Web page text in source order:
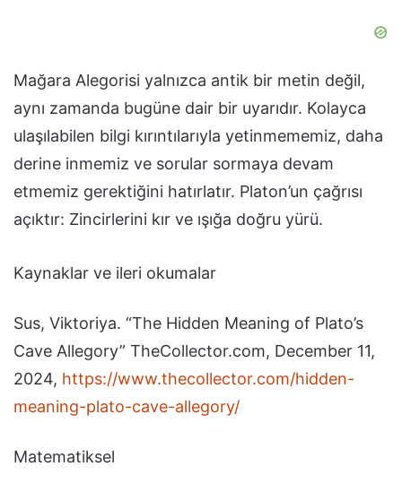
Mağara Alegorisi yalnızca antik bir metin değil,
aynı zamanda bugüne dair bir uyarıdır. Kolayca
ulaşılabilen bilgi kırıntılarıyla yetinmememiz, daha
derine inmemiz ve sorular sormaya devam
etmemiz gerektiğini hatırlatır. Platon’un çağrısı
açıktır: Zincirlerini kır ve ışığa doğru yürü.
Kaynaklar ve ileri okumalar
Sus, Viktoriya. “The Hidden Meaning of Plato’s
Cave Allegory” TheCollector.com, December 11,
2024, https://www.thecollector.com/hidden-
meaning-plato-cave-allegory/
Matematiksel